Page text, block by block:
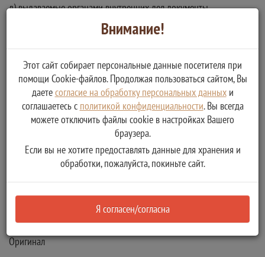
д) выдаваемые органами внутренних дел документы,
удостоверяющие личность гражданина (водительское
удостоверение, временное удостоверение личности гражданина
Российской Федерации, удостоверение на право приобретения
оружия, удостоверение личности сотрудника МВД России).
Получение удостоверения
Положительный результат предоставления услуги/исполнения
Удостоверение тракториста- машиниста
Тип:
Оригинал
Внимание!
Этот сайт собирает персональные данные посетителя при
помощи Cookie-файлов. Продолжая пользоваться сайтом, Вы
даетесогласие на обработку персональных данныхи
соглашаетесь с политикой конфиденциальности. Вы всегда
можете отключить файлы cookie в настройках Вашего
браузера.
Если вы не хотите предоставлять данные для хранения и
обработки, пожалуйста, покиньте сайт.
Я согласен/согласна